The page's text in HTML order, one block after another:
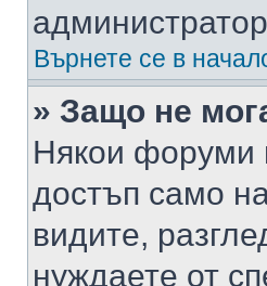
Върнете се в
» Защо не
Някои форуми
достъп само
видите,
нуждаете от